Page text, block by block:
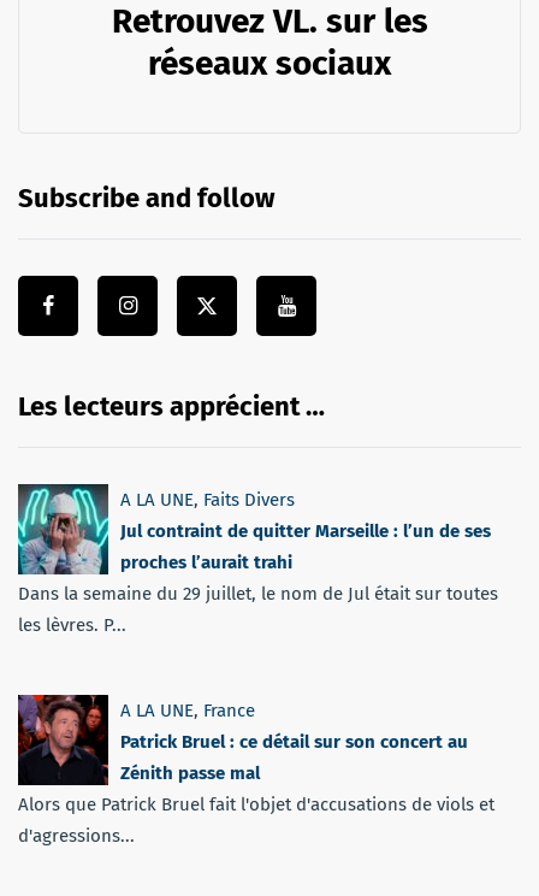
Retrouvez VL. sur les
réseaux sociaux
Subscribe and follow
Les lecteurs apprécient …
A LA UNE, Faits Divers
Jul contraint de quitter Marseille : l’un de ses
proches l’aurait trahi
Dans la semaine du 29 juillet, le nom de Jul était sur toutes
les lèvres. P...
A LA UNE, France
Patrick Bruel : ce détail sur son concert au
Zénith passe mal
Alors que Patrick Bruel fait l'objet d'accusations de viols et
d'agressions...